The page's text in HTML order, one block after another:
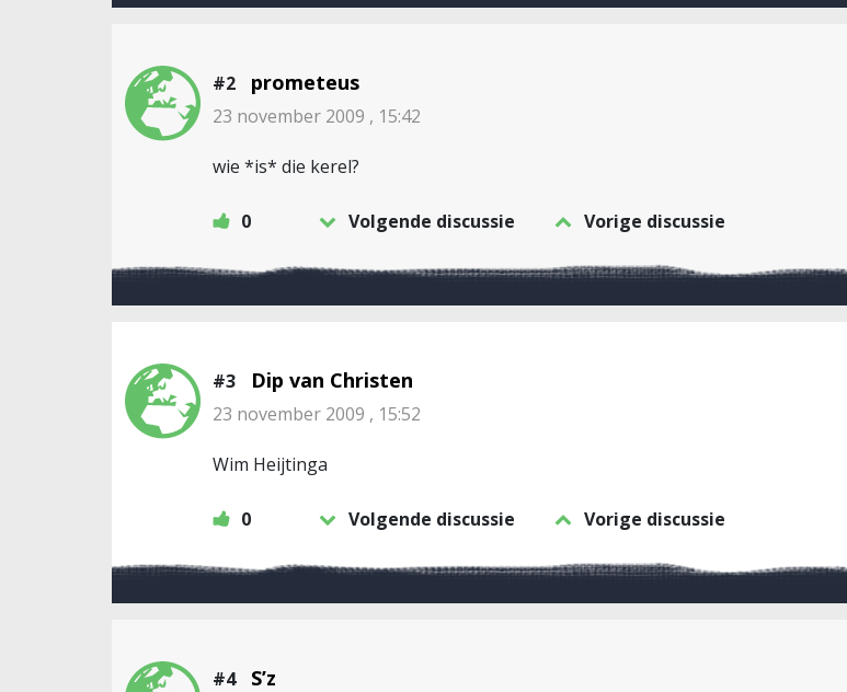
#2 prometeus
23 november 2009 , 15:42
wie *is* die kerel?
0 Volgende discussie Vorige discussie
#3 Dip van Christen
23 november 2009 , 15:52
Wim Heijtinga
0 Volgende discussie Vorige discussie
#4 S’z